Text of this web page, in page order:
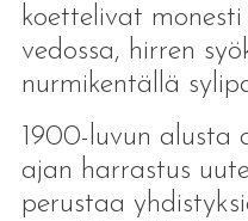
koettelivat
vedossa, hirren
nurmikentällä
1900-luvun alusta
ajan harrastus
perustaa